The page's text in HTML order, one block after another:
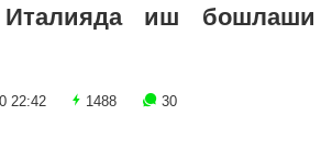
Италияда иш бошлаши
22:42 1488 30